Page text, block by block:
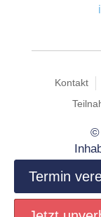
Termin
Kontakt